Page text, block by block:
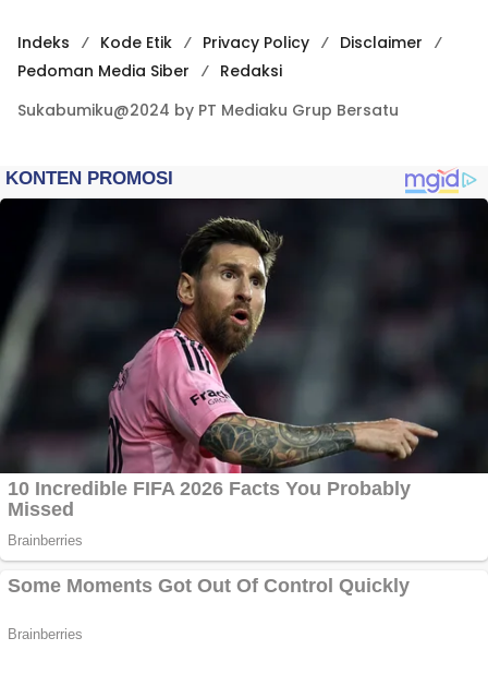
Indeks Kode Etik Privacy Policy
Disclaimer
Pedoman Media Siber
Redaksi
Sukabumiku@2024 by PT Mediaku Grup Bersatu